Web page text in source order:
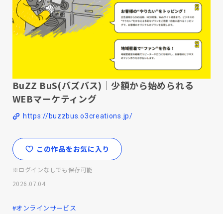
BuZZ BuS(バズバス)｜少額から始められる
WEBマーケティング
https://buzzbus.o3creations.jp/
この作品をお気に入り
※ログインなしでも保存可能
2026.07.04
#オンラインサービス